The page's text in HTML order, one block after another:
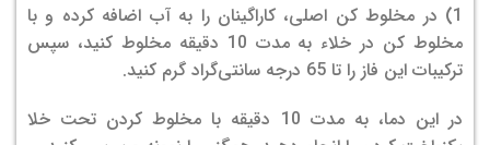
1) در مخلوط کن اصلی، کاراگینان را به آب اضافه کرده و با
مخلوط کن در خلاء به مدت 10 دقیقه مخلوط کنید، سپس
ترکیبات این فاز را تا 65 درجه سانتی‌گراد گرم کنید.
در این دما، به مدت 10 دقیقه با مخلوط کردن تحت خلا